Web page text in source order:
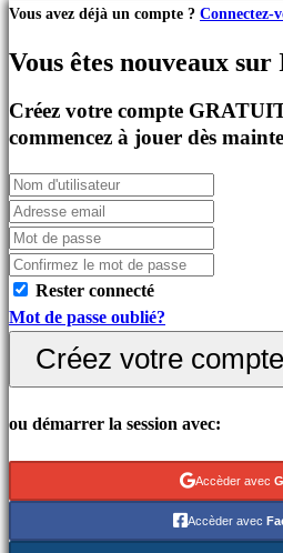
de
course
casual
Jeux
Jeux
de
simulation
Jeux
de
casse
Jeux
combat
Vous avez déjà un compte ? Connectez-
Vous êtes nouveaux sur
Créez votre compte
commencez à jouer dès
Rester connecté
Mot de passe oublié?
Créez votre compte
ou démarrer la session avec:
Accèder avec
Accèder avec